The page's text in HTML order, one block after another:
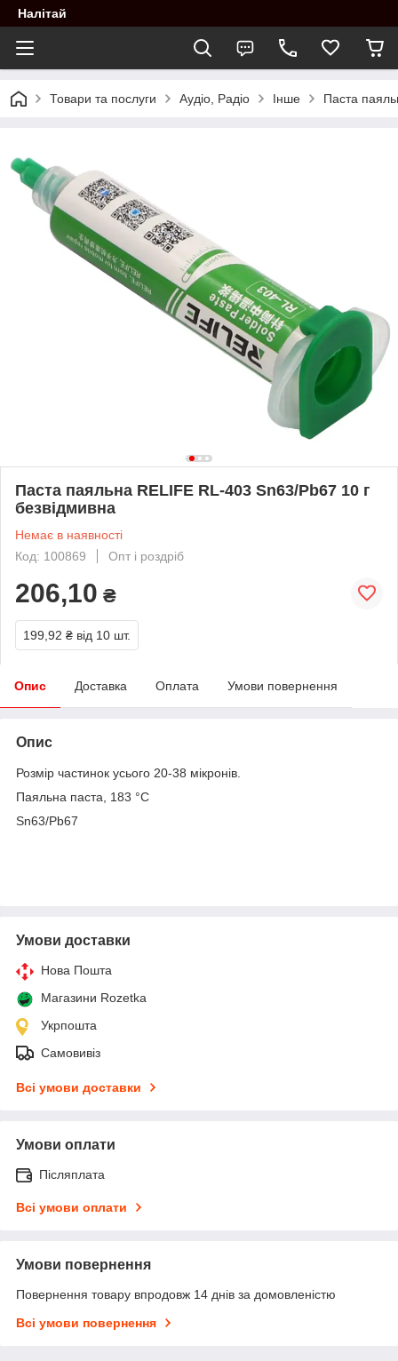
Налітай
Товари та послуги Аудіо, Радіо Інше Паста
Паста паяльна RELIFE RL-403 Sn63/Pb67 10 г
безвідмивна
Немає в наявності
Код: 100869
Опт і роздріб
206,10 ₴
199,92 ₴ від 10 шт.
Опис Доставка Оплата Умови повернення
Опис
Розмір частинок усього 20-38 мікронів.
Паяльна паста, 183 °C
Sn63/Pb67
Умови доставки
Нова Пошта
Магазини Rozetka
Укрпошта
Самовивіз
Всі умови доставки
Умови оплати
Післяплата
Всі умови оплати
Умови повернення
Повернення товару впродовж 14 днів за домовленістю
Всі умови повернення